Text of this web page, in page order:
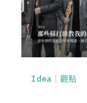
Idea｜觀點